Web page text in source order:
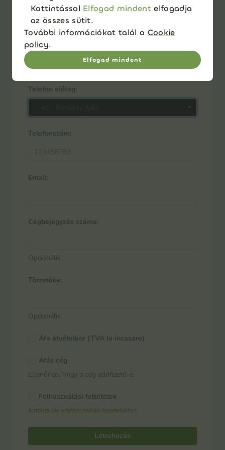
Név:
Telefon előtag:
Telefonszám:
Email:
Cégbejegyzés száma:
Opcionális.
Törzstőke:
Opcionális.
Áfa átvételkor (TVA la incasare)
Áfás cég
Ellenőrizd, hogy a cég adófizető-e.
Felhasználási feltételek
Kattints ide a felhasználási feltételekhez
Létrehozás
Kattintással Elfogad mindentelfogadja
az összes sütit.
További információkat talál a Cookie
policy.
Elfogad mindent